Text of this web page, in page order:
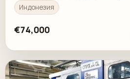
Индонезия
€74,000